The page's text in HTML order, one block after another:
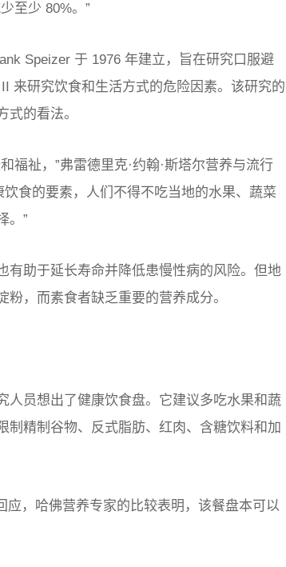
至少 80%。”
Speizer 于 1976 年建立，旨在研究口服避
来研究饮食和生活方式的危险因素。该研究的
的看法。
福祉，”弗雷德里克·约翰·斯塔尔营养与流行
食的要素，人们不得不吃当地的水果、蔬菜
。”
有助于延长寿命并降低患慢性病的风险。但地
，而素食者缺乏重要的营养成分。
人员想出了健康饮食盘。它建议多吃水果和蔬
制精制谷物、反式脂肪、红肉、含糖饮料和加
，哈佛营养专家的比较表明，该餐盘本可以